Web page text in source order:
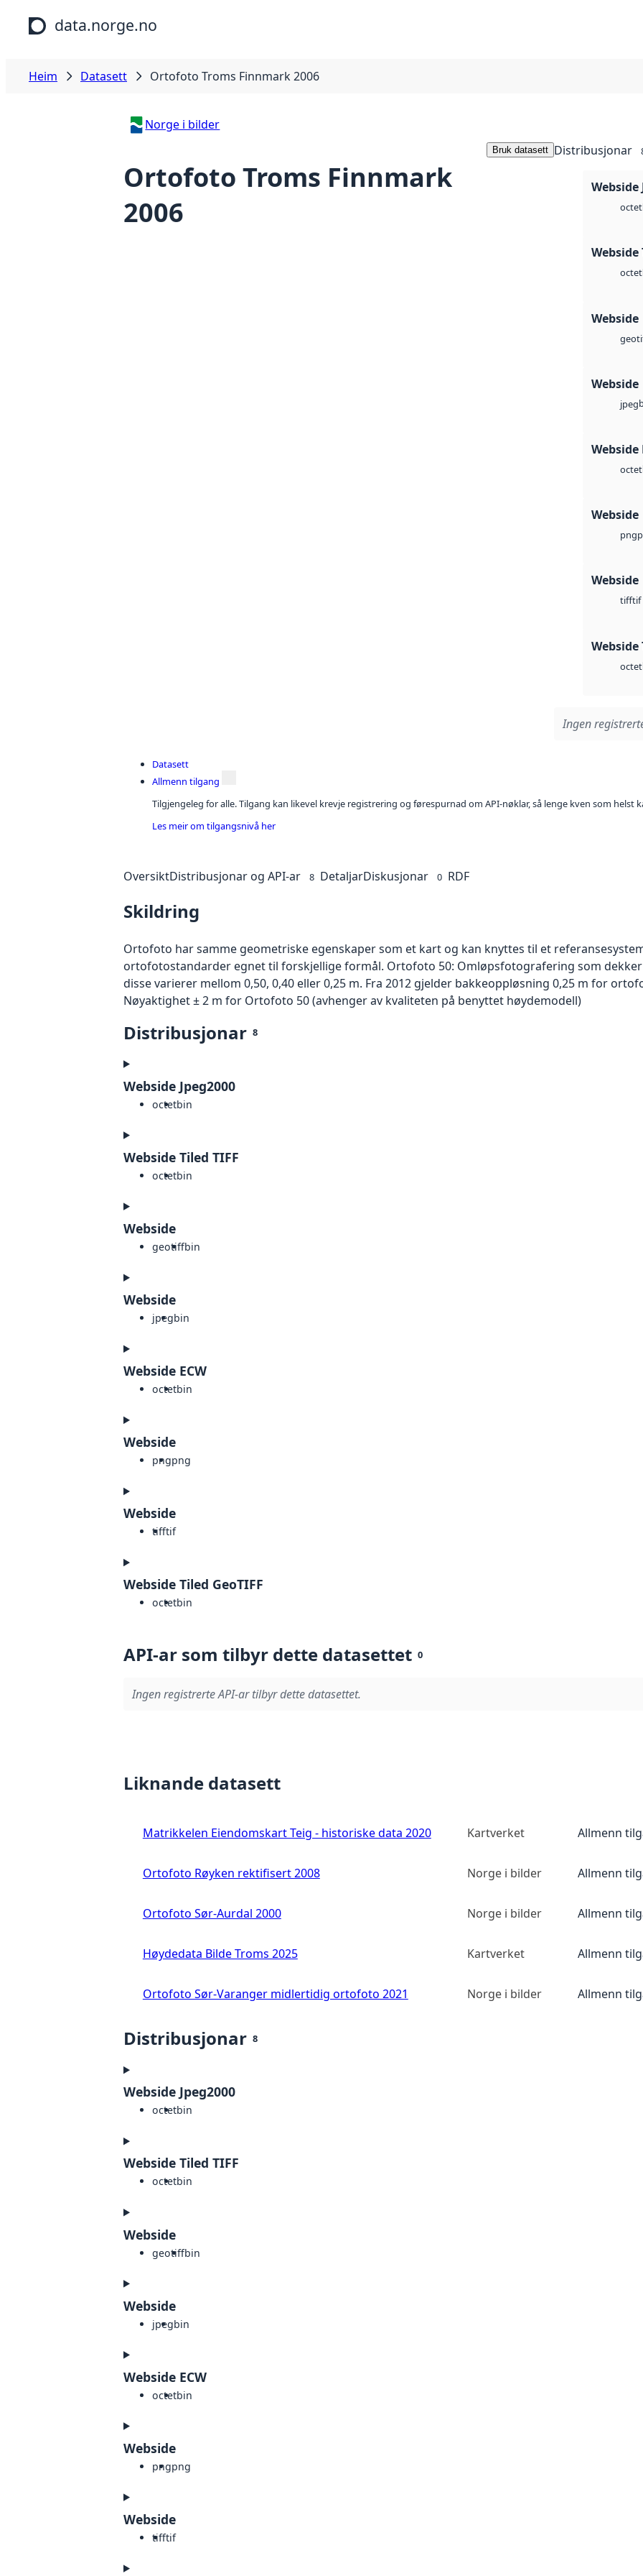
Hopp til hovudinnhald
data.norge.no
Heim Datasett Ortofoto Troms Finnmark 2006
Norge i bilder
Ortofoto Troms Finnmark
2006
Bruk datasett Distribusjonar
Webside
octet
Webside
octet
Webside
Webside
jpeg
Webside
octet
Webside
png
Webside
tifftif
Webside
octet
Ingen
Datasett
Allmenn tilgang
Tilgjengeleg for alle. Tilgang kan likevel krevje registrering og førespurnad om API-nøklar, så lenge kven som helst
Les meir om tilgangsnivå her
OversiktDistribusjonar og API-ar 8 DetaljarDiskusjonar 0 RDF
Skildring
Ortofoto har samme geometriske egenskaper som et kart og kan knyttes til et
ortofotostandarder egnet til forskjellige formål. Ortofoto 50: Omløpsfotografering som
disse varierer mellom 0,50, 0,40 eller 0,25 m. Fra 2012 gjelder bakkeoppløsning 0,25 m for
Nøyaktighet ± 2 m for Ortofoto 50 (avhenger av kvaliteten på benyttet høydemodell)
Distribusjonar 8
Webside Jpeg2000
octetbin
Webside Tiled TIFF
octetbin
Webside
geotiffbin
Webside
jpegbin
Webside ECW
octetbin
Webside
pngpng
Webside
tifftif
Webside Tiled GeoTIFF
octetbin
API-ar som tilbyr dette datasettet 0
Ingen registrerte API-ar tilbyr dette datasettet.
Liknande datasett
Matrikkelen Eiendomskart Teig - historiske data 2020 Kartverket Allmenn
Ortofoto Røyken rektifisert 2008 Norge i bilder Allmenn
Ortofoto Sør-Aurdal 2000 Norge i bilder Allmenn
Høydedata Bilde Troms 2025 Kartverket Allmenn
Ortofoto Sør-Varanger midlertidig ortofoto 2021 Norge i bilder Allmenn
Distribusjonar 8
Webside Jpeg2000
octetbin
Webside Tiled TIFF
octetbin
Webside
geotiffbin
Webside
jpegbin
Webside ECW
octetbin
Webside
pngpng
Webside
tifftif